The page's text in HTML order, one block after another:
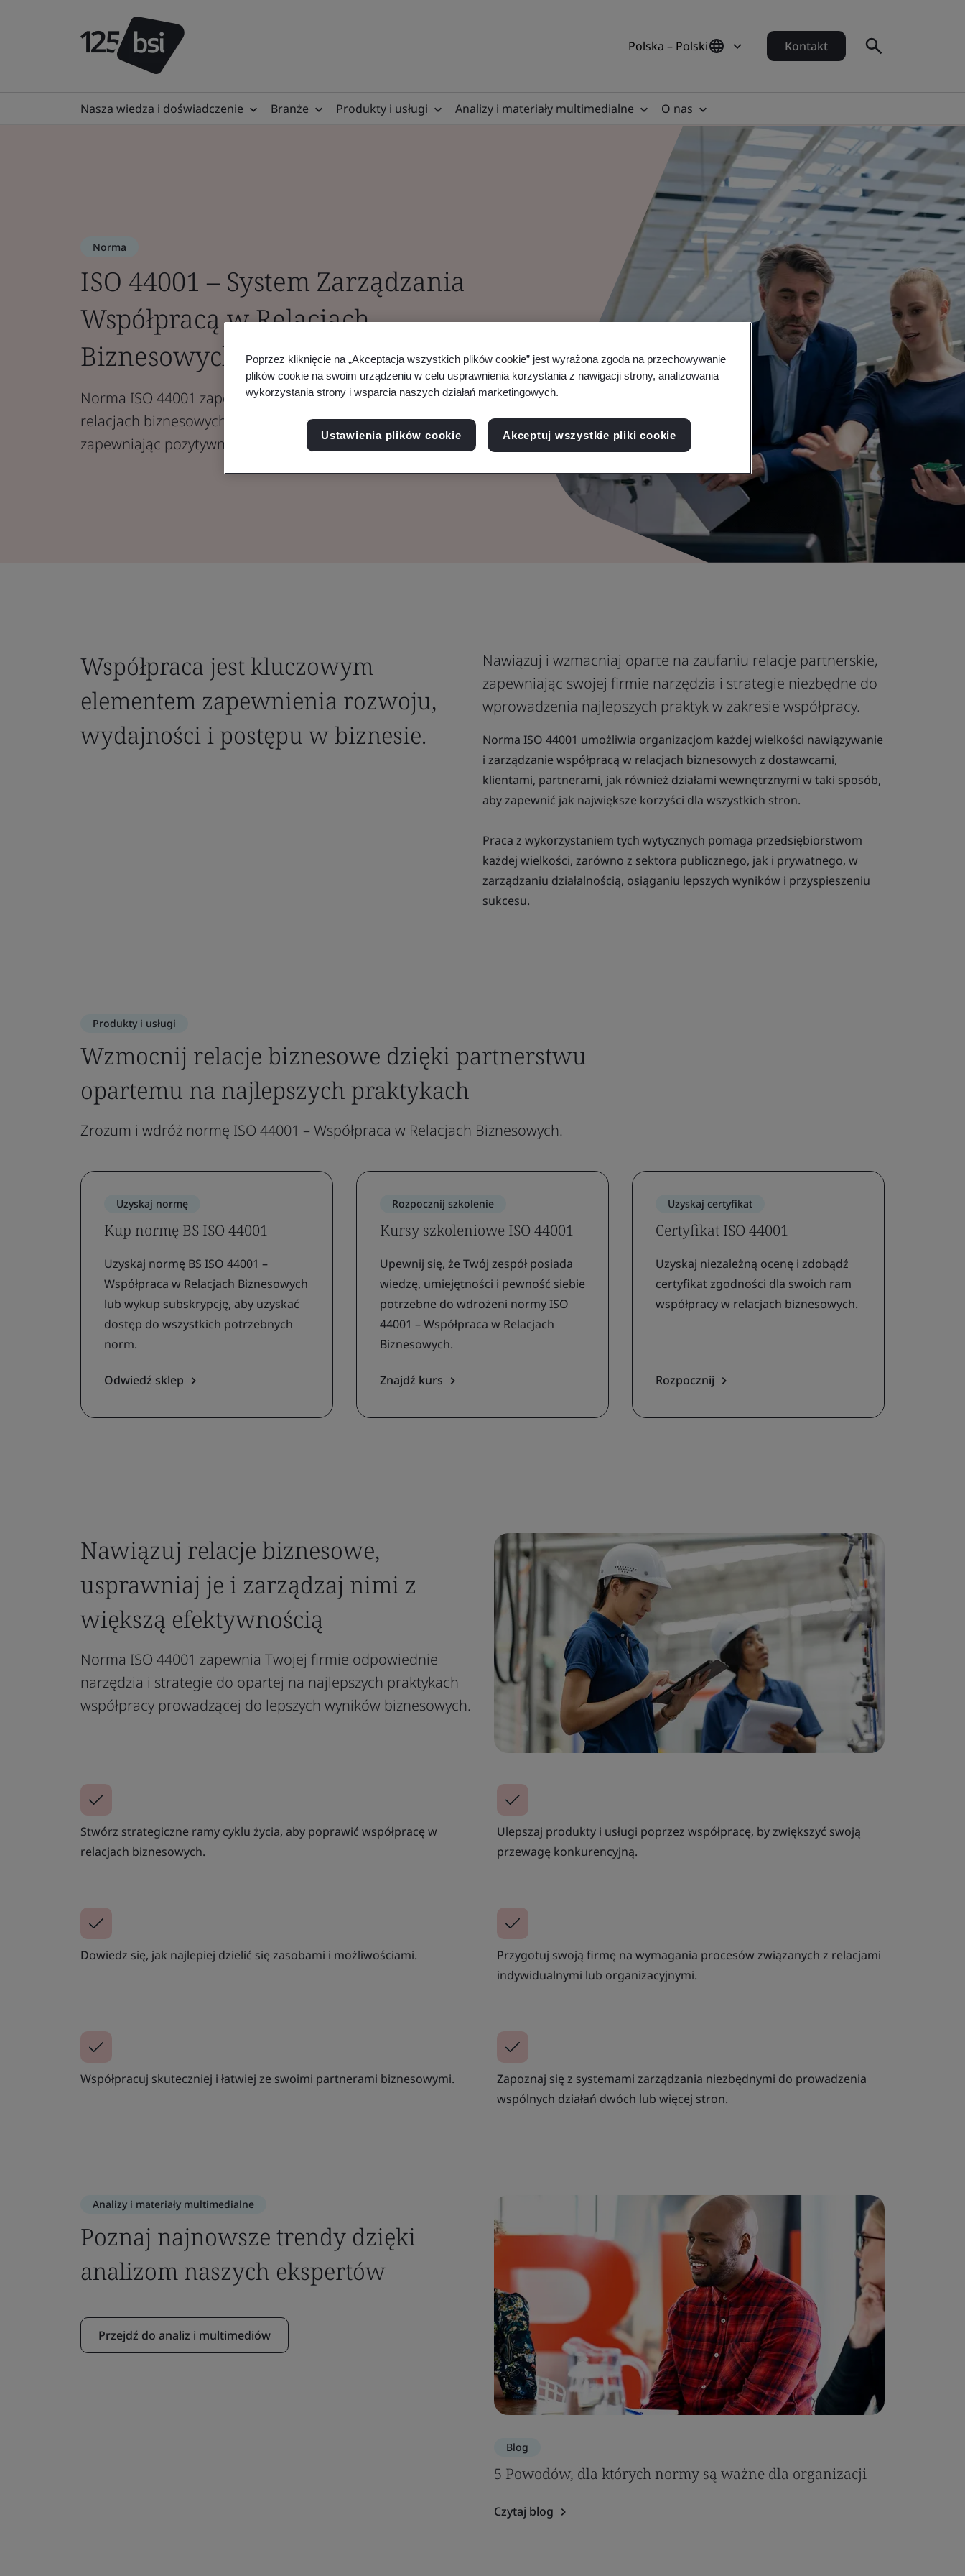
Polska – Polski Kontakt
Nasza wiedza i doświadczenie Branże Produkty i usługi Analizy i materiały multimedialne O nas
Norma
ISO 44001 – System Zarządzania
Współpracą w Relacjach
Biznesowych
Norma ISO 44001 zapewnia ramy zarządzania współpracą w
relacjach biznesowych z interesariuszami Twojej organizacji,
zapewniając pozytywne wyniki dla wszystkich.
Współpraca jest kluczowym
elementem zapewnienia rozwoju,
wydajności i postępu w biznesie.
Nawiązuj i wzmacniaj oparte na zaufaniu relacje partnerskie,
zapewniając swojej firmie narzędzia i strategie niezbędne do
wprowadzenia najlepszych praktyk w zakresie współpracy.
Norma ISO 44001 umożliwia organizacjom każdej wielkości nawiązywanie
i zarządzanie współpracą w relacjach biznesowych z dostawcami,
klientami, partnerami, jak również działami wewnętrznymi w taki sposób,
aby zapewnić jak największe korzyści dla wszystkich stron.
Praca z wykorzystaniem tych wytycznych pomaga przedsiębiorstwom
każdej wielkości, zarówno z sektora publicznego, jak i prywatnego, w
zarządzaniu działalnością, osiąganiu lepszych wyników i przyspieszeniu
sukcesu.
Produkty i usługi
Wzmocnij relacje biznesowe dzięki partnerstwu
opartemu na najlepszych praktykach
Zrozum i wdróż normę ISO 44001 – Współpraca w Relacjach Biznesowych.
Uzyskaj normę
Kup normę BS ISO 44001
Uzyskaj normę BS ISO 44001 –
Współpraca w Relacjach Biznesowych
lub wykup subskrypcję, aby uzyskać
dostęp do wszystkich potrzebnych
norm.
Odwiedź sklep
Rozpocznij szkolenie
Kursy szkoleniowe ISO 44001
Upewnij się, że Twój zespół posiada
wiedzę, umiejętności i pewność siebie
potrzebne do wdrożeni normy ISO
44001 – Współpraca w Relacjach
Biznesowych.
Znajdź kurs
Uzyskaj certyfikat
Certyfikat ISO 44001
Uzyskaj niezależną ocenę i zdobądź
certyfikat zgodności dla swoich ram
współpracy w relacjach biznesowych.
Rozpocznij
Nawiązuj relacje biznesowe,
usprawniaj je i zarządzaj nimi z
większą efektywnością
Norma ISO 44001 zapewnia Twojej firmie odpowiednie
narzędzia i strategie do opartej na najlepszych praktykach
współpracy prowadzącej do lepszych wyników biznesowych.
Stwórz strategiczne ramy cyklu życia, aby poprawić współpracę w
relacjach biznesowych.
Ulepszaj produkty i usługi poprzez współpracę, by zwiększyć swoją
przewagę konkurencyjną.
Dowiedz się, jak najlepiej dzielić się zasobami i możliwościami.
Przygotuj swoją firmę na wymagania procesów związanych z relacjami
indywidualnymi lub organizacyjnymi.
Współpracuj skuteczniej i łatwiej ze swoimi partnerami biznesowymi.
Zapoznaj się z systemami zarządzania niezbędnymi do prowadzenia
wspólnych działań dwóch lub więcej stron.
Analizy i materiały multimedialne
Poznaj najnowsze trendy dzięki
analizom naszych ekspertów
Przejdź do analiz i multimediów
Blog
5 Powodów, dla których normy są ważne dla organizacji
Czytaj blog
Poprzez kliknięcie na „Akceptacja wszystkich plików cookie” jest wyrażona zgoda na przechowywanie
plików cookie na swoim urządzeniu w celu usprawnienia korzystania z nawigacji strony, analizowania
wykorzystania strony i wsparcia naszych działań marketingowych.
Ustawienia plików cookie Akceptuj wszystkie pliki cookie